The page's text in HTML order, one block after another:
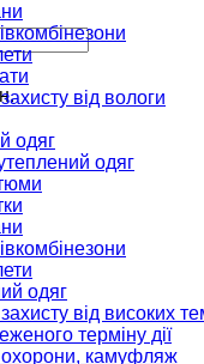
від вологи
одяг
одяг
одяг
від високих
терміну дії
камуфляж